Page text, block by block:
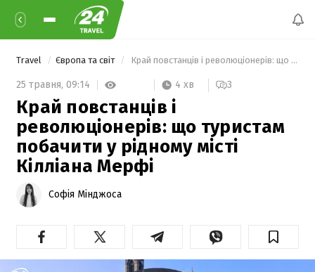
Travel Європа та світ Край повстанців і революціонерів: що туристам побачити у рідному місті Кілліана Мерфі
25 травня, 09:14 4 хв 3
Край повстанців і
революціонерів: що туристам
побачити у рідному місті
Кілліана Мерфі
Софія Мінджоса